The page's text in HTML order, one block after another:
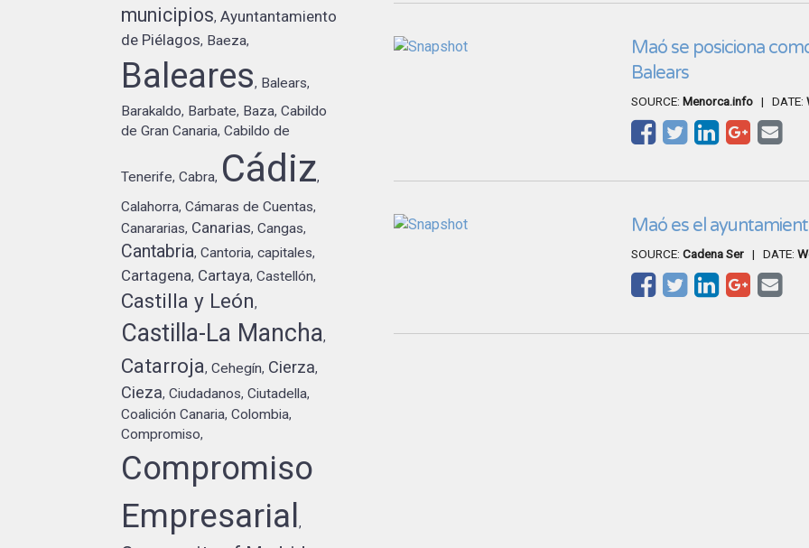
municipios,Ayuntantamiento
de Piélagos, Baeza,
Baleares, Balears,
Barakaldo, Barbate, Baza,Cabildo
de Gran Canaria,Cabildo de
Tenerife,Cabra, Cádiz,
Calahorra,Cámaras de Cuentas,
Canararias, Canarias,Cangas,
Cantabria,Cantoria,capitales,
Cartagena, Cartaya,Castellón,
Castilla y León,
Castilla-La Mancha,
Catarroja,Cehegín, Cierza,
Cieza,Ciudadanos,Ciutadella,
Coalición Canaria,Colombia,
Compromiso,
Compromiso
Empresarial,
Maó se posiciona
Balears
SOURCE: Menorca.info| DATE:
Maó es el
SOURCE: Cadena Ser| DATE: